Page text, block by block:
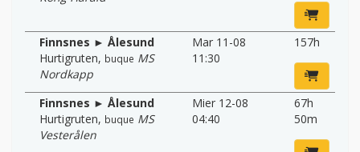
Finnsnes ► Ålesund
Hurtigruten, buque MS
Nordkapp
Mar 11-08
11:30
157h
Finnsnes ► Ålesund
Hurtigruten, buque MS
Vesterålen
Mier 12-08
04:40
67h
50m